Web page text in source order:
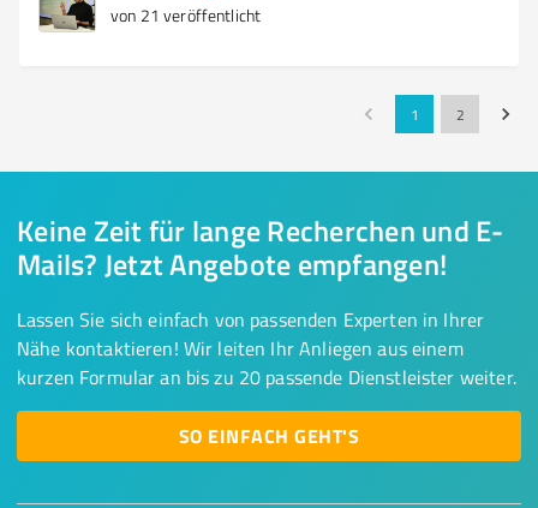
von 21 veröffentlicht
1 2
Keine Zeit für lange Recherchen und E-
Mails? Jetzt Angebote empfangen!
Lassen Sie sich einfach von passenden Experten in Ihrer
Nähe kontaktieren! Wir leiten Ihr Anliegen aus einem
kurzen Formular an bis zu 20 passende Dienstleister weiter.
SO EINFACH GEHT'S